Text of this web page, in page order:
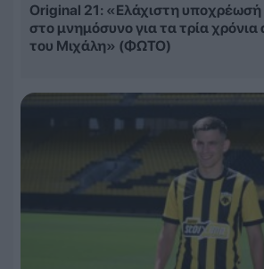
Original 21: «Ελάχιστη
στο μνημόσυνο για τα τρία
του Μιχάλη» (ΦΩΤΟ)